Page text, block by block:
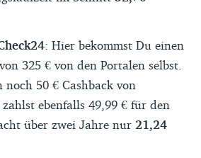
: Hier bekommst Du einen
325 € von den Portalen selbst.
noch 50 € Cashback von
ebenfalls 49,99 € für den
über zwei Jahre nur 21,24